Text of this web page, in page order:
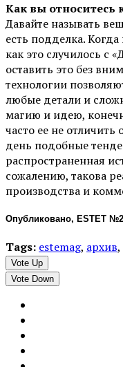
Как вы относитесь
Давайте называть
есть подделка.
как это случилось с
оставить это без
технологии
любые детали и
магию и идею,
часто ее не
день подобные
распространенная
сожалению, такова
производства и
Опубликовано, ESTET
Tags: estemag, архив,
Vote Up
Vote Down